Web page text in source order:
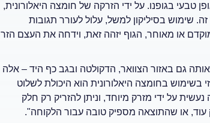
טבעי בגופנו. על ידי הזרקה של חומצה היאלורונית,
שימוש בסיליקון למשל, עלול לעורר תגובות
או מאוחר, הגוף יזהה זאת, וידחה את העצם הזר
גם באזור הצוואר, הדקולטה ובגב כף היד – אלה
בשימוש בחומצה היאלורונית הוא היכולת לשלוט
על ידי מזרק מיוחד, וניתן להזריק רק חלק
או שהתוצאה מספיק טובה עבור הלקוחה".